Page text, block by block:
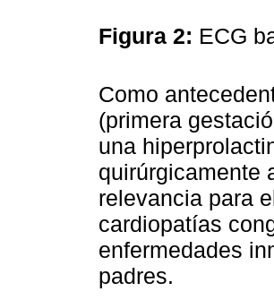
Figura 2: ECG
Como
(primera
una
quirúrgicamente
relevancia para
cardiopatías
enfermedades
padres.